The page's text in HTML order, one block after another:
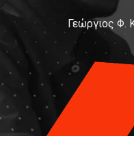
Γεώργιος Φ.